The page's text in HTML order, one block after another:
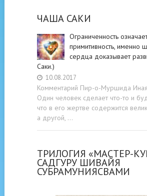
ЧАША САКИ
Ограниченность
примитивность, именно
сердца доказывает
Саки.)
10.08.2017
Комментарий Пир-о-Муршида
Один человек сделает что-то и
что в его жертве содержится
а другой, …
ТРИЛОГИЯ «МАСТЕР-
САДГУРУ ШИВАЙЯ
СУБРАМУНИЯСВАМИ